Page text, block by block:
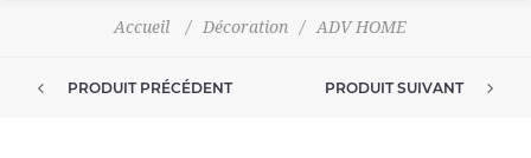
Accueil / Décoration / ADV HOME
PRODUIT PRÉCÉDENT PRODUIT SUIVANT